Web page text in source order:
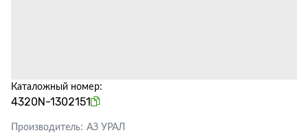
Каталожный номер:
4320N-1302151
Производитель: АЗ УРАЛ